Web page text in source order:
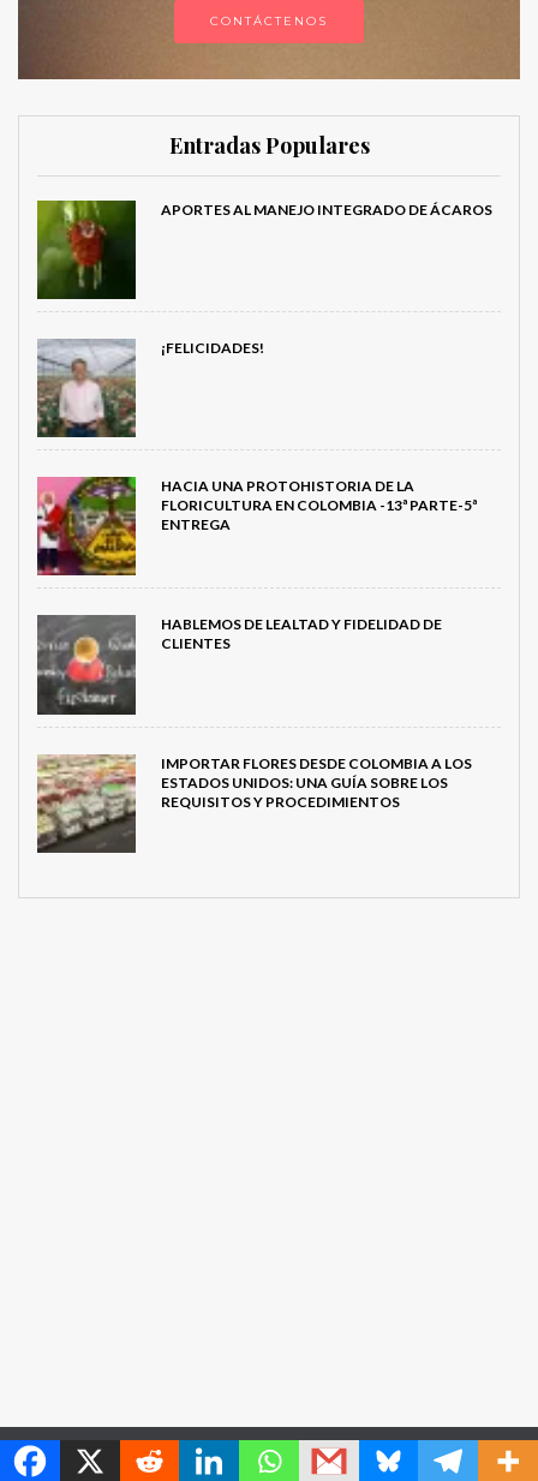
CONTÁCTENOS
Entradas Populares
APORTES AL MANEJO INTEGRADO DE ÁCAROS
¡FELICIDADES!
HACIA UNA PROTOHISTORIA DE LA
FLORICULTURA EN COLOMBIA -13ª PARTE-5ª
ENTREGA
HABLEMOS DE LEALTAD Y FIDELIDAD DE
CLIENTES
IMPORTAR FLORES DESDE COLOMBIA A LOS
ESTADOS UNIDOS: UNA GUÍA SOBRE LOS
REQUISITOS Y PROCEDIMIENTOS